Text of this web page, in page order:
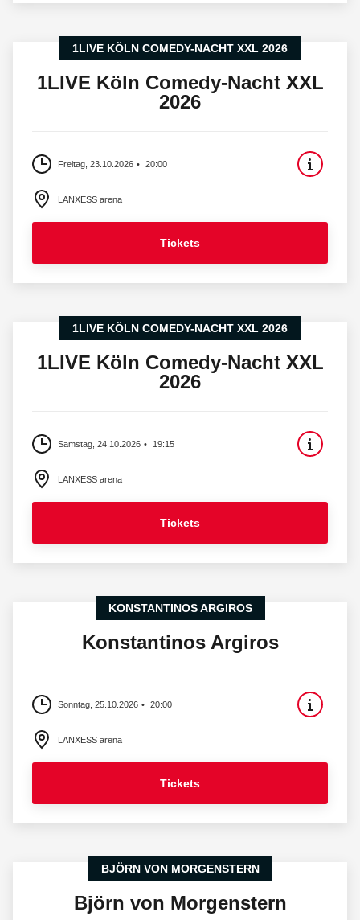
1LIVE KÖLN COMEDY-NACHT XXL 2026
1LIVE Köln Comedy-Nacht XXL
2026
Freitag, 23.10.2026 20:00
LANXESS arena
Tickets
1LIVE KÖLN COMEDY-NACHT XXL 2026
1LIVE Köln Comedy-Nacht XXL
2026
Samstag, 24.10.2026 19:15
LANXESS arena
Tickets
KONSTANTINOS ARGIROS
Konstantinos Argiros
Sonntag, 25.10.2026 20:00
LANXESS arena
Tickets
BJÖRN VON MORGENSTERN
Björn von Morgenstern